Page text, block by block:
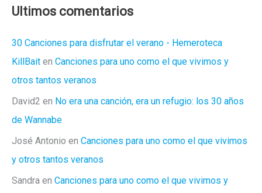
Ultimos comentarios
30 Canciones para disfrutar el verano - Hemeroteca
KillBait en Canciones para uno como el que vivimos y
otros tantos veranos
David2 en No era una canción, era un refugio: los 30 años
de Wannabe
José Antonio en Canciones para uno como el que vivimos
y otros tantos veranos
Sandra en Canciones para uno como el que vivimos y